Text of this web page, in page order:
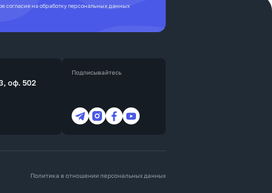
согласие наобработку персональных данных
оф. 502
Подписывайтесь
Политика в отношении персональных данных